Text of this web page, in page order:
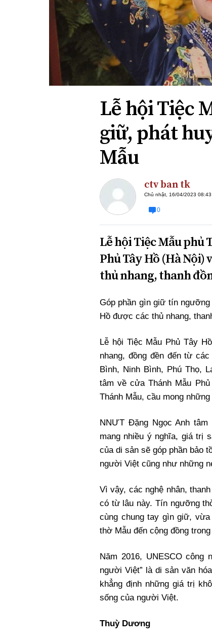
Xi nhan Trái Phải
Bạn đọc viết
Lễ hội Tiệc
giữ, phát
Mẫu
ctv ban tk
Chủ nhật, 16/04/2023 08:43
0
Lễ hội Tiệc Mẫu phủ
Phủ Tây Hồ (Hà Nội)
thủ nhang, thanh
Góp phần gìn giữ tín
Hồ được các thủ nhang,
Lễ hội Tiệc Mẫu Phủ Tây
nhang, đồng đền đến từ
Bình, Ninh Bình, Phú Thọ,
tâm về cửa Thánh Mẫu
Thánh Mẫu, cầu mong
NNƯT Đặng Ngọc Anh
mang nhiều ý nghĩa, giá trị
của di sản sẽ góp phần bảo
người Việt cũng như những
Vì vậy, các nghệ nhân,
có từ lâu này. Tín ngưỡng
cùng chung tay gìn giữ,
thờ Mẫu đến cộng đồng
Năm 2016, UNESCO công
người Việt” là di sản văn
khẳng định những giá trị
sống của người Việt.
Thuỳ Dương